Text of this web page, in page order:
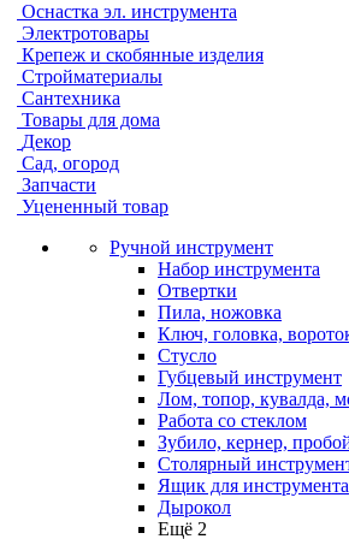
Оснастка эл. инструмента
Электротовары
Крепеж и скобянные изделия
Стройматериалы
Сантехника
Товары для дома
Декор
Сад, огород
Запчасти
Уцененный товар
Ручной инструмент
Набор инструмента
Отвертки
Пила, ножовка
Ключ, головка,
Стусло
Губцевый инструмент
Лом, топор, кувалда,
Работа со стеклом
Зубило, кернер,
Столярный
Ящик для инструмента
Дырокол
Ещё 2